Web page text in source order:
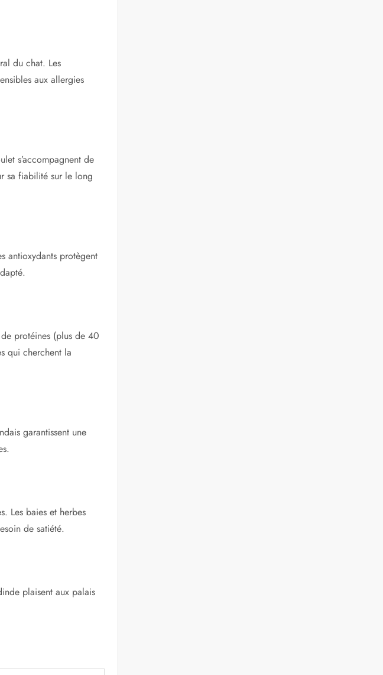
du chat. Les
aux allergies
s’accompagnent de
sa fiabilité sur le long
antioxydants protègent
protéines (plus de 40
qui cherchent la
garantissent une
Les baies et herbes
de satiété.
plaisent aux palais